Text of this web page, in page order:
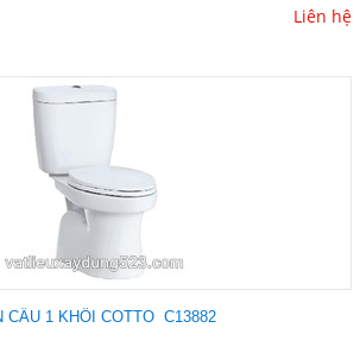
Liên hệ
CẦU 1 KHỐI COTTO C13882